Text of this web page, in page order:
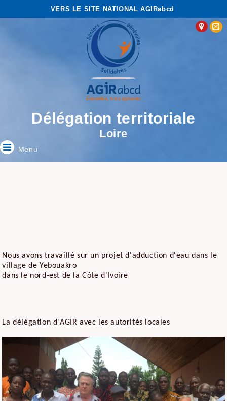
VERS LE SITE NATIONAL AGIRabcd
Délégation territoriale
Loire
Menu
Nous avons travaillé sur un projet d'adduction d'eau dans le
village de Yebouakro
dans le nord-est de la Côte d'Ivoire
La délégation d'AGIR avec les autorités locales